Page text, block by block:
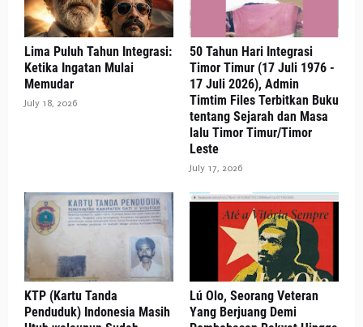
Lima Puluh Tahun Integrasi:
Ketika Ingatan Mulai
Memudar
July 18, 2026
50 Tahun Hari Integrasi
Timor Timur (17 Juli 1976 -
17 Juli 2026), Admin
Timtim Files Terbitkan Buku
tentang Sejarah dan Masa
lalu Timor Timur/Timor
Leste
July 17, 2026
KTP (Kartu Tanda
Penduduk) Indonesia Masih
Lú Olo, Seorang Veteran
Yang Berjuang Demi